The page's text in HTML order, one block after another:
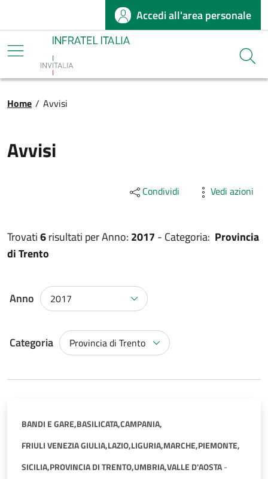
Salta al contenuto principaleAccedi all'area personale
Infratel
Briciole di pane
Home / Avvisi
Avvisi
Condividi Vedi azioni
Trovati6risultati perAnno: 2017 - Categoria: Provincia
di Trento
Anno 2017
Categoria Provincia di Trento
BANDI E GARE,BASILICATA,CAMPANIA,
FRIULI VENEZIA GIULIA,LAZIO,LIGURIA,MARCHE,PIEMONTE,
SICILIA,PROVINCIA DI TRENTO,UMBRIA,VALLE D'AOSTA-